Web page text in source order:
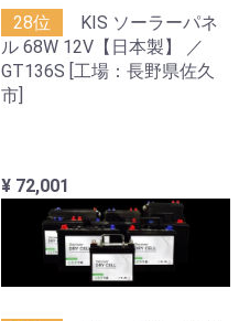
28位
KIS ソーラーパネ
ル 68W 12V【日本製】 ／
GT136S [工場：長野県佐久
市]
¥ 72,001